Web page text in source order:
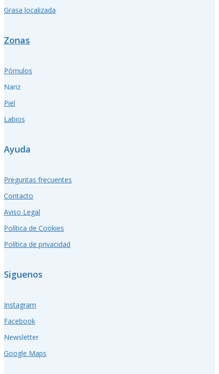
Grasa localizada
Zonas
Pómulos
Nariz
Piel
Labios
Ayuda
Preguntas frecuentes
Contacto
Aviso Legal
Política de Cookies
Política de privacidad
Siguenos
Instagram
Facebook
Newsletter
Google Maps